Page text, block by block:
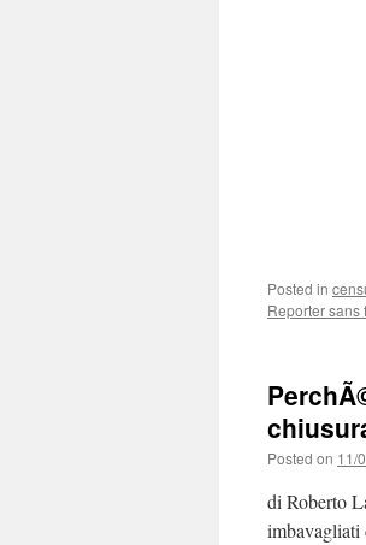
Posted in
Reporter sans
Posted on 11/
di Roberto
imbavagliati